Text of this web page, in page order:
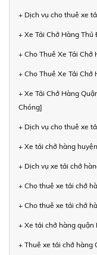
+ Dịch vụ cho thuê xe
+ Xe Tải Chở Hàng
+ Cho Thuê Xe Tải Chở
+ Cho Thuê Xe Tải Chở
+ Xe Tải Chở Hàng
Chóng]
+ Dịch vụ cho thuê xe
+ Xe tải chở hàng
+ Dịch vụ xe tải chở
+ Cho thuê xe tải chở
+ Cho thuê xe tải chở
+ Xe tải chở hàng quận
+ Thuê xe tải chở hàng